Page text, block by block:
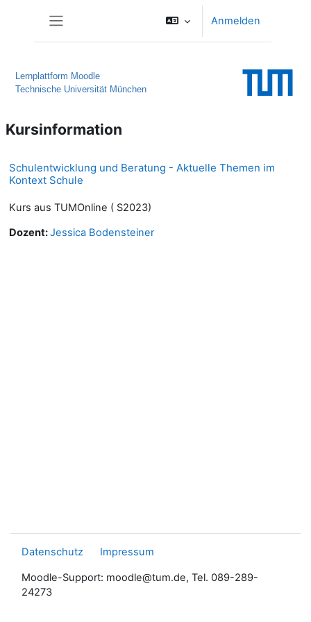
Anmelden
Lernplattform Moodle
Technische Universität München
Kursinformation
Schulentwicklung und Beratung - Aktuelle Themen im
Kontext Schule
Kurs aus TUMOnline ( S2023)
Dozent:Jessica Bodensteiner
Datenschutz Impressum
Moodle-Support: moodle@tum.de, Tel. 089-289-
24273